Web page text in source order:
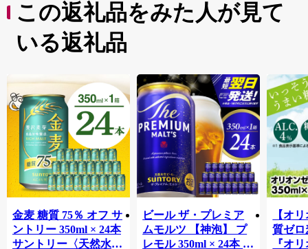
この返礼品をみた人が見て
いる返礼品
金麦 糖質 75％ オフ サ
ントリー 350ml × 24本
サントリー〈天然水の
ビール ザ・プレミア
ムモルツ 【神泡】 プ
レモル 350ml × 24本 サ
【オ
質ゼロ
『オ